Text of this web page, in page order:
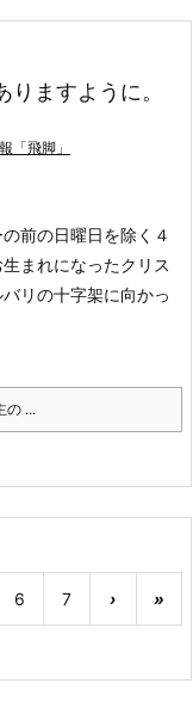
ますように。
「飛脚」
前の日曜日を除く４
まれになったクリス
リの十字架に向かっ
の ...
6 7 › »